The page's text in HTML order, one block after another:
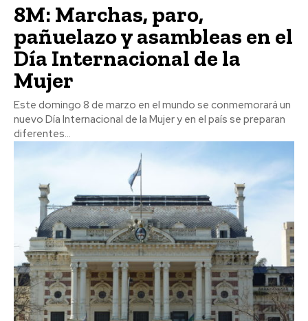
8M: Marchas, paro,
pañuelazo y asambleas en el
Día Internacional de la
Mujer
Este domingo 8 de marzo en el mundo se conmemorará un
nuevo Día Internacional de la Mujer y en el país se preparan
diferentes...